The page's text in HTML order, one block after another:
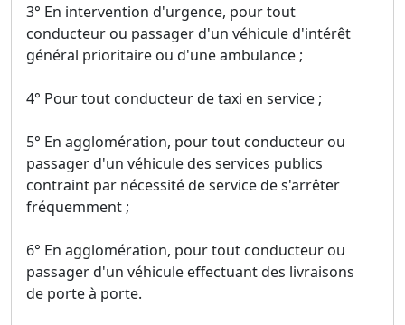
3° En intervention d'urgence, pour tout
conducteur ou passager d'un véhicule d'intérêt
général prioritaire ou d'une ambulance ;
4° Pour tout conducteur de taxi en service ;
5° En agglomération, pour tout conducteur ou
passager d'un véhicule des services publics
contraint par nécessité de service de s'arrêter
fréquemment ;
6° En agglomération, pour tout conducteur ou
passager d'un véhicule effectuant des livraisons
de porte à porte.